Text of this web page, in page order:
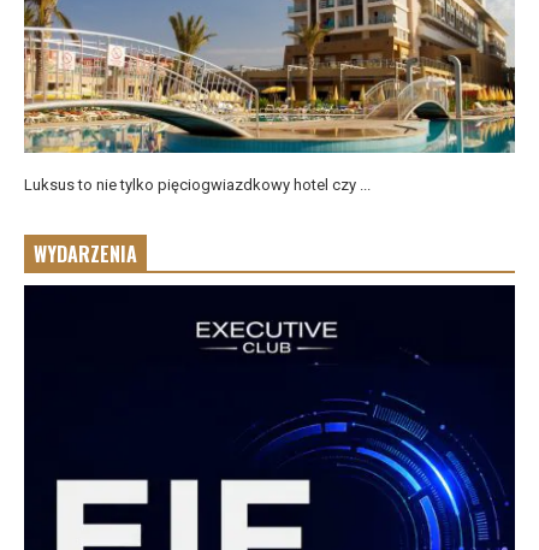
Luksus to nie tylko pięciogwiazdkowy hotel czy ...
WYDARZENIA